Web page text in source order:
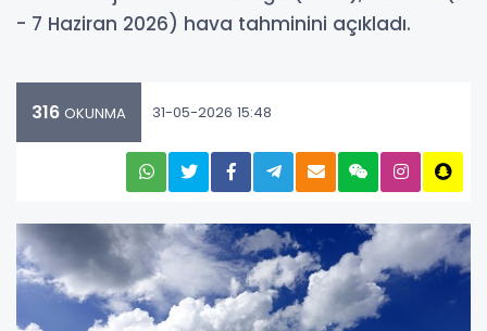
- 7 Haziran 2026) hava tahminini açıkladı.
316 OKUNMA 31-05-2026 15:48